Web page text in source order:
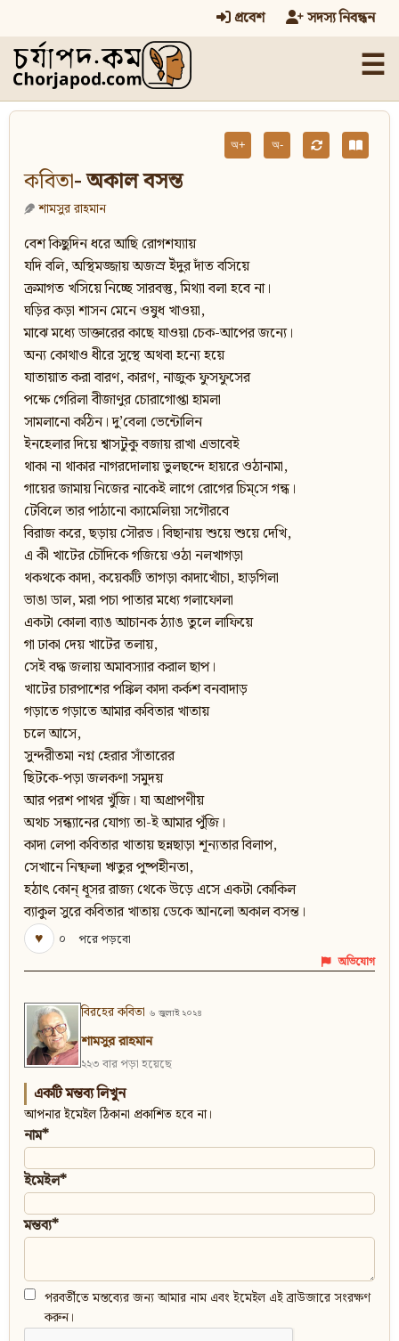
প্রবেশ সদস্য নিবন্ধন
☰
অ+ অ-
কবিতা- অকাল বসন্ত
শামসুর রাহমান
বেশ কিছুদিন ধরে আছি রোগশয্যায়
যদি বলি, অস্থিমজ্জায় অজস্র ইঁদুর দাঁত বসিয়ে
ক্রমাগত খসিয়ে নিচ্ছে সারবস্তু, মিথ্যা বলা হবে না।
ঘড়ির কড়া শাসন মেনে ওষুধ খাওয়া,
মাঝে মধ্যে ডাক্তারের কাছে যাওয়া চেক-আপের জন্যে।
অন্য কোথাও ধীরে সুস্থে অথবা হন্যে হয়ে
যাতায়াত করা বারণ, কারণ, নাজুক ফুসফুসের
পক্ষে গেরিলা বীজাণুর চোরাগোপ্তা হামলা
সামলানো কঠিন। দু’বেলা ভেন্টোলিন
ইনহেলার দিয়ে শ্বাসটুকু বজায় রাখা এভাবেই
থাকা না থাকার নাগরদোলায় ভুলছন্দে হায়রে ওঠানামা,
গায়ের জামায় নিজের নাকেই লাগে রোগের চিম্‌সে গন্ধ।
টেবিলে তার পাঠানো ক্যামেলিয়া সগৌরবে
বিরাজ করে, ছড়ায় সৌরভ। বিছানায় শুয়ে শুয়ে দেখি,
এ কী খাটের চৌদিকে গজিয়ে ওঠা নলখাগড়া
থকথকে কাদা, কয়েকটি তাগড়া কাদাখোঁচা, হাড়গিলা
ভাঙা ডাল, মরা পচা পাতার মধ্যে গলাফোলা
একটা কোলা ব্যাঙ আচানক ঠ্যাঙ তুলে লাফিয়ে
গা ঢাকা দেয় খাটের তলায়,
সেই বদ্ধ জলায় অমাবস্যার করাল ছাপ।
খাটের চারপাশের পঙ্কিল কাদা কর্কশ বনবাদাড়
গড়াতে গড়াতে আমার কবিতার খাতায়
চলে আসে,
সুন্দরীতমা নগ্ন হেরার সাঁতারের
ছিটকে-পড়া জলকণা সমুদয়
আর পরশ পাথর খুঁজি। যা অপ্রাপণীয়
অথচ সন্ধ্যানের যোগ্য তা-ই আমার পুঁজি।
কাদা লেপা কবিতার খাতায় ছন্নছাড়া শূন্যতার বিলাপ,
সেখানে নিষ্ফলা ঋতুর পুষ্পহীনতা,
হঠাৎ কোন্‌ ধূসর রাজ্য থেকে উড়ে এসে একটা কোকিল
ব্যাকুল সুরে কবিতার খাতায় ডেকে আনলো অকাল বসন্ত।
♥
০ পরে পড়বো
অভিযোগ
বিরহের কবিতা ৬ জুলাই ২০২৪
শামসুর রাহমান
২২৩ বার পড়া হয়েছে
একটি মন্তব্য লিখুন
আপনার ইমেইল ঠিকানা প্রকাশিত হবে না।
নাম*
ইমেইল*
মন্তব্য*
পরবর্তীতে মন্তব্যের জন্য আমার নাম এবং ইমেইল এই ব্রাউজারে সংরক্ষণ
করুন।